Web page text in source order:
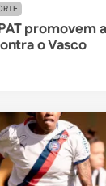
promovem
o Vasco